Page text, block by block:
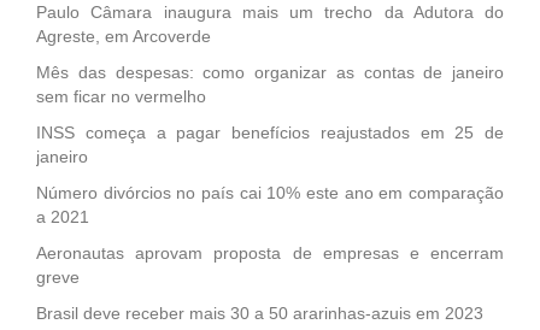
Paulo Câmara inaugura mais um trecho da Adutora do
Agreste, em Arcoverde
Mês das despesas: como organizar as contas de janeiro
sem ficar no vermelho
INSS começa a pagar benefícios reajustados em 25 de
janeiro
Número divórcios no país cai 10% este ano em comparação
a 2021
Aeronautas aprovam proposta de empresas e encerram
greve
Brasil deve receber mais 30 a 50 ararinhas-azuis em 2023